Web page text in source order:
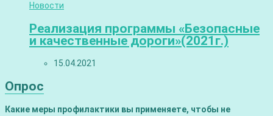
Новости
Реализация программы «Безопасные
и качественные дороги»(2021г.)
15.04.2021
Опрос
Какие меры профилактики вы применяете, чтобы не